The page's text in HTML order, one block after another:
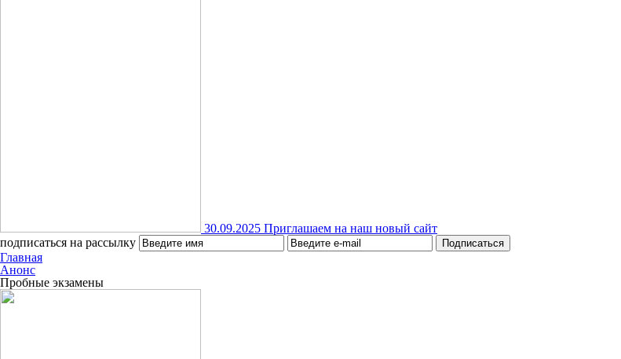
30.09.2025 Приглашаем на наш новый сайт
подписаться на рассылку
Главная
Анонс
Пробные экзамены